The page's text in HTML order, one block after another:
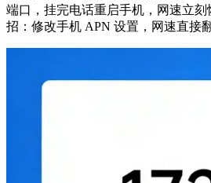
端口，挂完电话重启手机，网速立
招：修改手机 APN 设置，网速直接